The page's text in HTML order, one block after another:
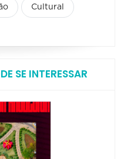
Cultural
SE INTERESSAR